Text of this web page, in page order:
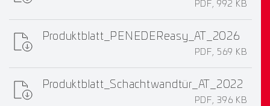
PDF, 992 KB
Produktblatt_PENEDEReasy_AT_2026
PDF, 569 KB
Produktblatt_Schachtwandtür_AT_2022
PDF, 396 KB